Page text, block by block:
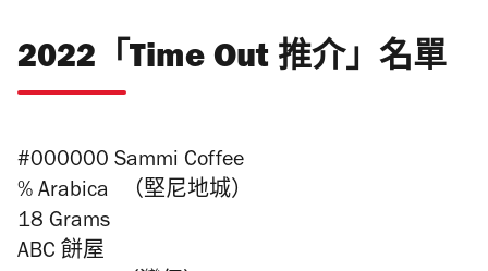
2022「Time Out 推介」名單
#000000 Sammi Coffee
% Arabica （堅尼地城）
18 Grams
ABC 餅屋